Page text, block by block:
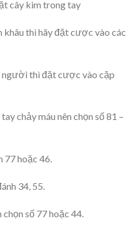
cây kim trong tay
thì hãy đặt cược vào các
thì đặt cược vào cặp
chảy máu nên chọn số 81 –
77 hoặc 46.
34, 55.
số 77 hoặc 44.